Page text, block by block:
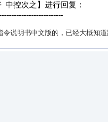
控次之】进行回复：
说明书中文版的，已经大概知